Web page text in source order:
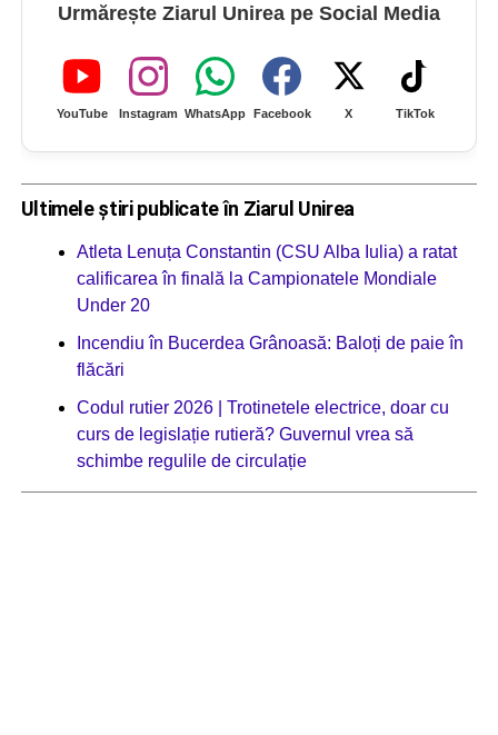
Urmărește Ziarul Unirea pe Social Media
YouTube Instagram WhatsApp Facebook X TikTok
Ultimele știri publicate în Ziarul Unirea
Atleta Lenuța Constantin (CSU Alba Iulia) a ratat
calificarea în finală la Campionatele Mondiale
Under 20
Incendiu în Bucerdea Grânoasă: Baloți de paie în
flăcări
Codul rutier 2026 | Trotinetele electrice, doar cu
curs de legislație rutieră? Guvernul vrea să
schimbe regulile de circulație